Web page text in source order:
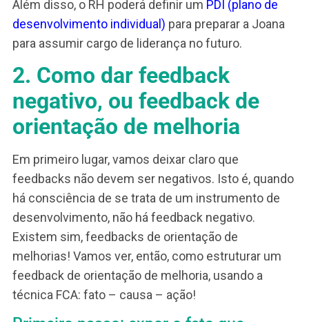
especial. Mas, mesmo sendo sua primeira
experiência, a coordenação do cronograma para
cumprimento dos prazos foi excelente. Tanto
projeto foi concluído antes do prazo previsto.
demonstrou habilidades de liderança. Essas
habilidades, sem dúvida, contam muito na
de carreira aqui na nossa empresa. Parabéns.”
Esse é o tipo de feedback de elogio bem
fundamentado. Isso porque, além do bem-estar
pelo elogio, a pessoa vai entender o que
foi valorizado! Dessa forma, vai se sentir
a desenvolver ainda mais as habilidades
Além disso, o RH poderá definir umPDI (plano de
desenvolvimento individual)para preparar a